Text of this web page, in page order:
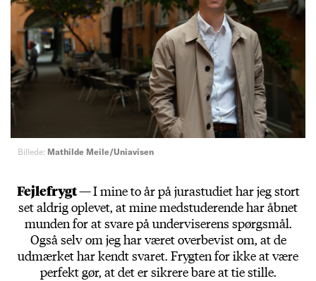
Billede: Mathilde Meile/Uniavisen
Fejlefrygt —I mine to år på jurastudiet har jeg stort
set aldrig oplevet, at mine medstuderende har åbnet
munden for at svare på underviserens spørgsmål.
Også selv om jeg har været overbevist om, at de
udmærket har kendt svaret. Frygten for ikke at være
perfekt gør, at det er sikrere bare at tie stille.